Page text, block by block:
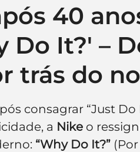
para Empresa Logo
nome de empresa
40
Do It?' –
trás do
consagrar “Just
a Nike o
“Why Do It?” (Por